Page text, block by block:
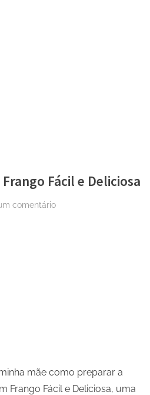
Fácil e Deliciosa
comentárioem
mãe como preparar a
Frango Fácil e Deliciosa, uma